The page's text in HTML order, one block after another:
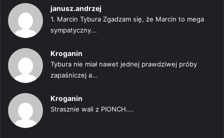
janusz.andrzej
1. Marcin Tybura Zgadzam się, że Marcin to mega
sympatyczny...
Kroganin
Tybura nie miał nawet jednej prawdziwej próby
zapaśniczej a...
Kroganin
Strasznie wali z PIONCH....